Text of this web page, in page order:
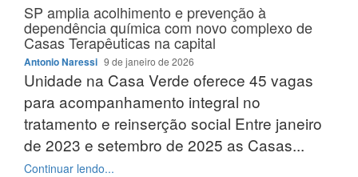
SP amplia acolhimento e prevenção à
dependência química com novo complexo de
Casas Terapêuticas na capital
Antonio Naressi 9 de janeiro de 2026
Unidade na Casa Verde oferece 45 vagas
para acompanhamento integral no
tratamento e reinserção social Entre janeiro
de 2023 e setembro de 2025 as Casas...
Continuar lendo...